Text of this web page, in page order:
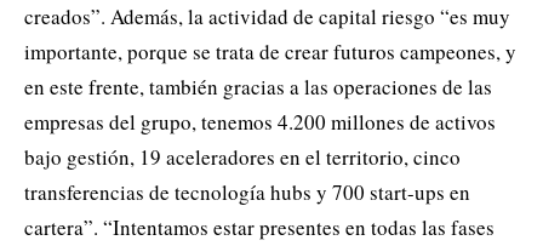
creados”. Además, la actividad de capital riesgo “es muy
importante, porque se trata de crear futuros campeones, y
en este frente, también gracias a las operaciones de las
empresas del grupo, tenemos 4.200 millones de activos
bajo gestión, 19 aceleradores en el territorio, cinco
transferencias de tecnología hubs y 700 start-ups en
cartera”. “Intentamos estar presentes en todas las fases